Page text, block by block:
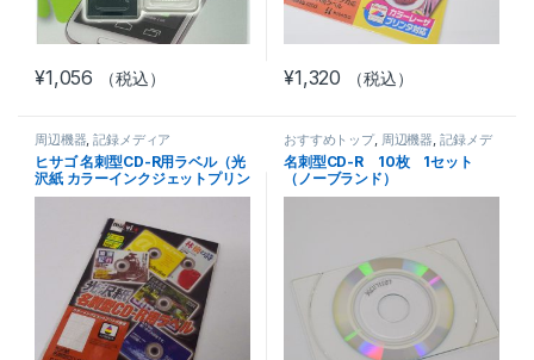
¥1,056 （税込） ¥1,320 （税込）
周辺機器,記録メディア
ヒサゴ 名刺型CD-R用ラベル（光
沢紙 カラーインクジェットプリン
タ専用）
おすすめトップ, 周辺機器, 記録メデ
ィア
名刺型CD-R 10枚 1セット
（ノーブランド）